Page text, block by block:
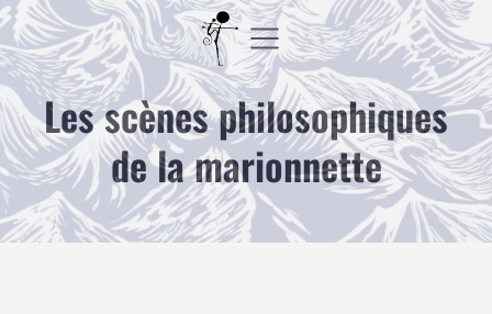
Aller
au
contenu
Les scènes philosophiques
de la marionnette